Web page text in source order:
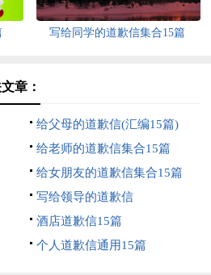
写给同学的道歉信集合15篇
章：
给父母的道歉信(汇编15篇)
给老师的道歉信集合15篇
给女朋友的道歉信集合15篇
写给领导的道歉信
酒店道歉信15篇
个人道歉信通用15篇